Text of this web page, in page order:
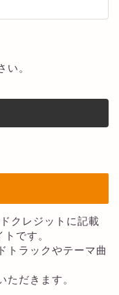
い。
クレジットに記載
です。
トラックやテーマ曲
だきます。